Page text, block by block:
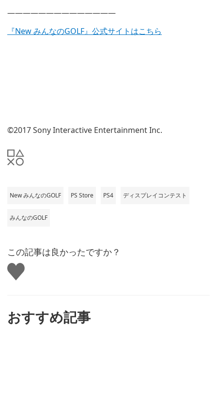
——————————————
『New みんなのGOLF』公式サイトはこちら
©2017 Sony Interactive Entertainment Inc.
New みんなのGOLF PS Store PS4 ディスプレイコンテスト
みんなのGOLF
この記事は良かったですか？
い
い
おすすめ記事